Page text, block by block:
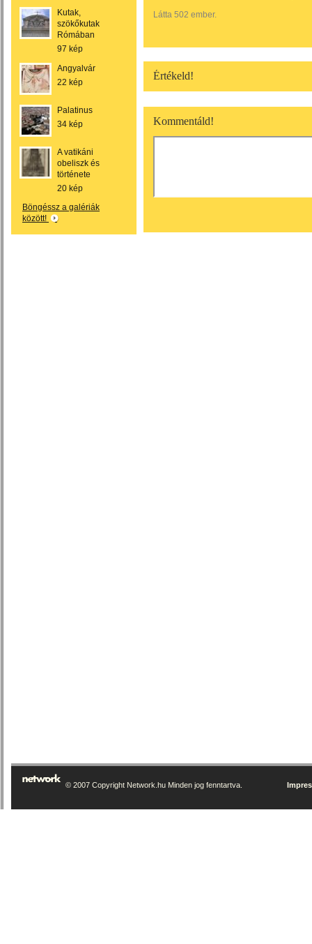
Kutak,
szökőkutak
Rómában
97 kép
Angyalvár
22 kép
Palatinus
34 kép
A vatikáni
obeliszk és
története
20 kép
Böngéssz a galériák
között!
Látta 502 ember.
Értékeld!
Kommentáld!
© 2007 Copyright Network.hu Minden jog fenntartva.